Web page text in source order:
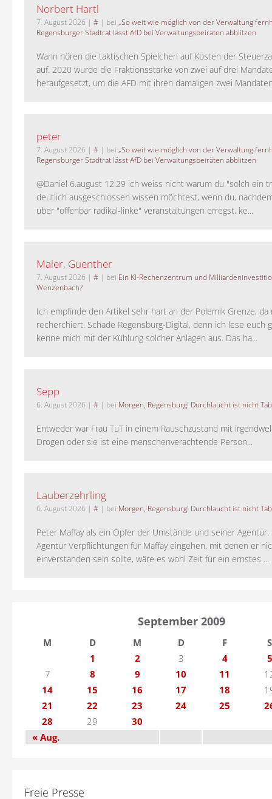
Norbert Hartl
7. August 2026 | # | bei „So weit wie möglich von der Verwaltung
Regensburger Stadtrat lässt AfD bei Verwaltungsbeiräten abblitzen
Wann hören die taktischen Spielchen auf Kosten der
auf. 2020 wurde die Fraktionsstärke von zwei auf drei
heraufgesetzt, um die AFD mit ihren damaligen zwei
peter
7. August 2026 | # | bei „So weit wie möglich von der Verwaltung
Regensburger Stadtrat lässt AfD bei Verwaltungsbeiräten abblitzen
@Daniel 6.august 12.29 ich weiss nicht warum du "solch ein
deutlich ausgeschlossen wissen möchtest, wenn du,
über "offenbar radikal-linke" veranstaltungen erregst, ke...
Maler, Guenther
7. August 2026 | # | bei Ein KI-Rechenzentrum und
Wenzenbach?
Ich empfinde den Artikel sehr hart an der Polemik Grenze,
recherchiert. Schade Regensburg-Digital, denn ich lese euch
kenne mich mit der Kühlung solcher Anlagen aus. Das ha...
Sepp
6. August 2026 | # | bei Morgen, Regensburg! Durchlaucht ist nicht
Entweder war Frau TuT in einem Rauschzustand mit
Drogen oder sie ist eine menschenverachtende Person...
Lauberzehrling
6. August 2026 | # | bei Morgen, Regensburg! Durchlaucht ist nicht
Peter Maffay als ein Opfer der Umstände und seiner Agentur.
Agentur Verpflichtungen für Maffay eingehen, mit denen er
einverstanden sein sollte, wäre es wohl Zeit für ein ernstes ...
September 2009
M D M D F
S
1
2 3 4
5
7
8 9 10 11
14
15 16 17 18
21
22 23 24 25
28
29
30
« Aug.
Freie Presse